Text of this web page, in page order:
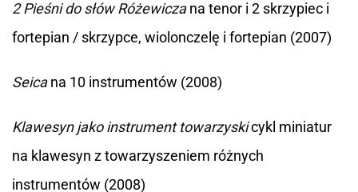
2 Pieśni do słów Różewiczana tenor i 2 skrzypiec i
fortepian / skrzypce, wiolonczelę i fortepian (2007)
Seicana 10 instrumentów (2008)
Klawesyn jako instrument towarzyskicykl miniatur
na klawesyn z towarzyszeniem różnych
instrumentów (2008)